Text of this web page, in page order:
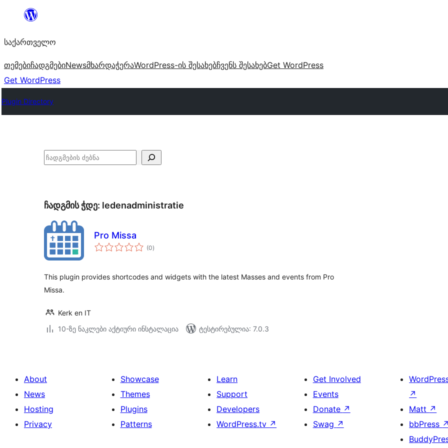
შიგთავსზე
საქართველო
თემებიჩადგმებიNewsმხარდაჭერაWordPress-ის შესახებჩვენს შესახებGet WordPress
Get WordPress
Plugin Directory
ძებნა
ჩადგმის ჭდე: ledenadministratie
Pro Missa
(0საერთო
რეიტინგი
)
This plugin provides shortcodes and widgets with the latest Masses and events from Pro
Missa.
Kerk en IT
10-ზე ნაკლები აქტიური ინსტალაცია
ტესტირებულია: 7.0.3
About
News
Hosting
Privacy
Showcase
Themes
Plugins
Patterns
Learn
Support
Developers
WordPress.tv ↗
Get Involved
Events
Donate ↗
Swag ↗
↗
Matt ↗
bbPress ↗